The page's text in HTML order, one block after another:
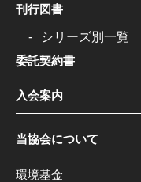
刊行図書
シリーズ別一覧
委託契約書
入会案内
当協会について
環境基金